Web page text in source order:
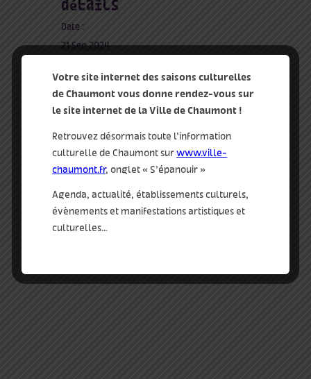
détails
Date :
21 Sep 2024
Heure :
10:00 - 18:00
musique
tags :
acoustique, découverte ,écoute,
parcours,plein air, sonore
qui
Votre site internet des saisons culturelles
de Chaumont vous donne rendez-vous sur
le site internet de la Ville de Chaumont !
Retrouvez désormais toute l’information
culturelle de Chaumont surwww.ville-
chaumont.fr, onglet « S’épanouir »
Agenda, actualité, établissements culturels,
évènements et manifestations artistiques et
culturelles…